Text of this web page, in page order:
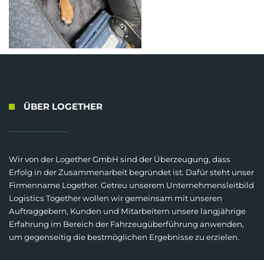
ÜBER LOGETHER
Wir von der Logether GmbH sind der Überzeugung, dass
Erfolg in der Zusammenarbeit begründet ist. Dafür steht unser
Firmenname Logether. Getreu unserem Unternehmensleitbild
Logistics Together wollen wir gemeinsam mit unseren
Auftraggebern, Kunden und Mitarbeitern unsere langjährige
Erfahrung im Bereich der Fahrzeugüberführung anwenden,
um gegenseitig die bestmöglichen Ergebnisse zu erzielen.